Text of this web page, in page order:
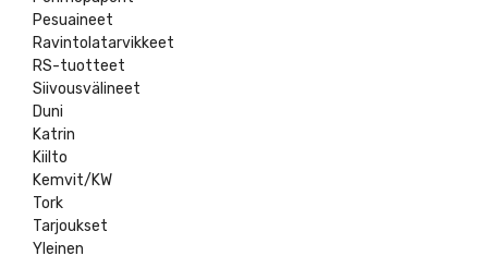
Pesuaineet
Ravintolatarvikkeet
RS-tuotteet
Siivousvälineet
Duni
Katrin
Kiilto
Kemvit/KW
Tork
Tarjoukset
Yleinen